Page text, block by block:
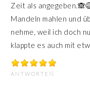
Zeit als
Mandeln mahlen und
nehme, weil ich doch
klappte es auch mit
ANTWORTEN